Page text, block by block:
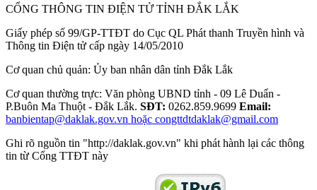
CỔNG THÔNG TIN ĐIỆN TỬ TỈNH ĐẮK LẮK
Giấy phép số 99/GP-TTĐT do Cục QL Phát thanh Truyền hình và
Thông tin Điện tử cấp ngày 14/05/2010
Cơ quan chủ quản: Ủy ban nhân dân tỉnh Đắk Lắk
Cơ quan thường trực: Văn phòng UBND tỉnh - 09 Lê Duẩn -
P.Buôn Ma Thuột - Đắk Lắk. SĐT: 0262.859.9699 Email:
banbientap@daklak.gov.vn hoặc congttdtdaklak@gmail.com
Ghi rõ nguồn tin "http://daklak.gov.vn" khi phát hành lại các thông
tin từ Cổng TTĐT này